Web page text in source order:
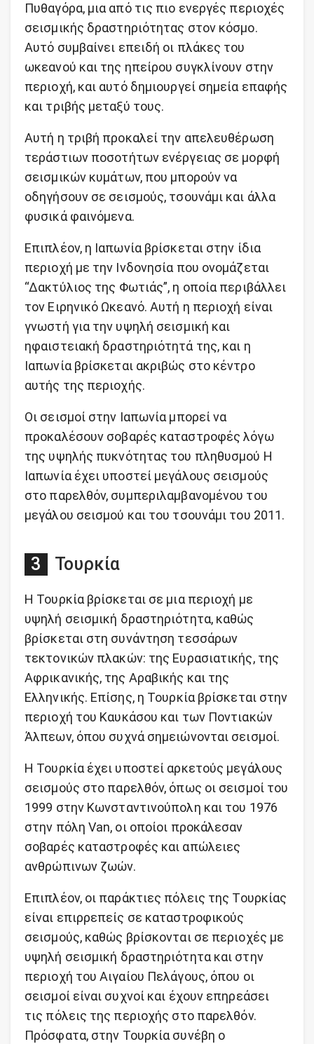
Πυθαγόρα, μια από τις πιο ενεργές περιοχές
σεισμικής δραστηριότητας στον κόσμο.
Αυτό συμβαίνει επειδή οι πλάκες του
ωκεανού και της ηπείρου συγκλίνουν στην
περιοχή, και αυτό δημιουργεί σημεία επαφής
και τριβής μεταξύ τους.
Αυτή η τριβή προκαλεί την απελευθέρωση
τεράστιων ποσοτήτων ενέργειας σε μορφή
σεισμικών κυμάτων, που μπορούν να
οδηγήσουν σε σεισμούς, τσουνάμι και άλλα
φυσικά φαινόμενα.
Επιπλέον, η Ιαπωνία βρίσκεται στην ίδια
περιοχή με την Ινδονησία που ονομάζεται
“Δακτύλιος της Φωτιάς”, η οποία περιβάλλει
τον Ειρηνικό Ωκεανό. Αυτή η περιοχή είναι
γνωστή για την υψηλή σεισμική και
ηφαιστειακή δραστηριότητά της, και η
Ιαπωνία βρίσκεται ακριβώς στο κέντρο
αυτής της περιοχής.
Οι σεισμοί στην Ιαπωνία μπορεί να
προκαλέσουν σοβαρές καταστροφές λόγω
της υψηλής πυκνότητας του πληθυσμού Η
Ιαπωνία έχει υποστεί μεγάλους σεισμούς
στο παρελθόν, συμπεριλαμβανομένου του
μεγάλου σεισμού και του τσουνάμι του 2011.
Τουρκία
Η Τουρκία βρίσκεται σε μια περιοχή με
υψηλή σεισμική δραστηριότητα, καθώς
βρίσκεται στη συνάντηση τεσσάρων
τεκτονικών πλακών: της Ευρασιατικής, της
Αφρικανικής, της Αραβικής και της
Ελληνικής. Επίσης, η Τουρκία βρίσκεται στην
περιοχή του Καυκάσου και των Ποντιακών
Άλπεων, όπου συχνά σημειώνονται σεισμοί.
Η Τουρκία έχει υποστεί αρκετούς μεγάλους
σεισμούς στο παρελθόν, όπως οι σεισμοί του
1999 στην Κωνσταντινούπολη και του 1976
στην πόλη Van, οι οποίοι προκάλεσαν
σοβαρές καταστροφές και απώλειες
ανθρώπινων ζωών.
Επιπλέον, οι παράκτιες πόλεις της Τουρκίας
είναι επιρρεπείς σε καταστροφικούς
σεισμούς, καθώς βρίσκονται σε περιοχές με
υψηλή σεισμική δραστηριότητα και στην
περιοχή του Αιγαίου Πελάγους, όπου οι
σεισμοί είναι συχνοί και έχουν επηρεάσει
τις πόλεις της περιοχής στο παρελθόν.
Πρόσφατα, στην Τουρκία συνέβη ο